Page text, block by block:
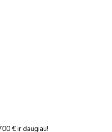
€ ir daugiau!